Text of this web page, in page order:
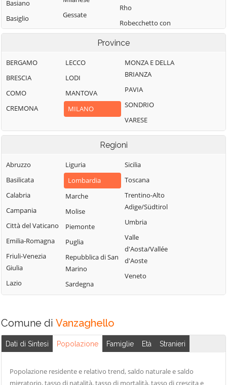
Basiano
Basiglio
Bellinzago
Bernate Ticino
Besate
Binasco
Boffalora sopra
Bollate
Bubbiano
Buccinasco
Buscate
Bussero
Busto Garolfo
Calvignasco
Cambiago
Canegrate
Carpiano
Cassano d'Adda
Pecchi
Gessate
Gorgonzola
Gudo Visconti
Inveruno
Inzago
Lacchiarella
Legnano
Locate di Triulzi
Magenta
Magnago
Marcallo con
Casone
Masate
Mediglia
Melegnano
Melzo
Morimondo
Motta Visconti
Nosate
Rho
Robecchetto con
Induno
Naviglio
Rodano
Rosate
Rozzano
San Colombano
al Lambro
San Donato
Milanese
San Giorgio su
Legnano
San Giuliano
Olona
San Zenone al
Ticino
Senago
Giovanni
Province
BERGAMO
BRESCIA
COMO
CREMONA
LECCO
LODI
MANTOVA
MILANO
MONZA E DELLA
BRIANZA
PAVIA
SONDRIO
VARESE
Regioni
Abruzzo
Basilicata
Calabria
Campania
Città del Vaticano
Emilia-Romagna
Friuli-Venezia
Giulia
Lazio
Liguria
Lombardia
Marche
Molise
Piemonte
Puglia
Repubblica di San
Marino
Sardegna
Sicilia
Toscana
Trentino-Alto
Adige/Südtirol
Umbria
Valle
d'Aosta/Vallée
d'Aoste
Veneto
Comune di Vanzaghello
Dati di Sintesi Popolazione Famiglie Età Stranieri
Popolazione residente e relativo trend, saldo naturale e saldo
migratorio, tasso di natalità, tasso di mortalità, tasso di crescita e